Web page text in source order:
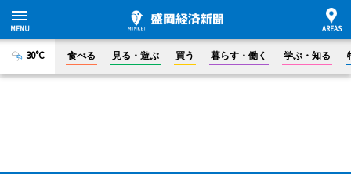
30°C 食べる 見る・遊ぶ 買う 暮らす・働く 学ぶ・知る